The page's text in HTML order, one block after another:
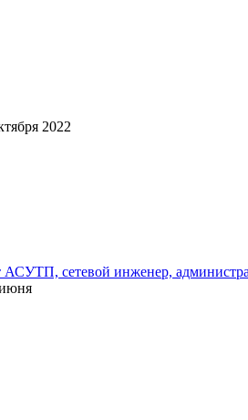
2022
сетевой инженер,